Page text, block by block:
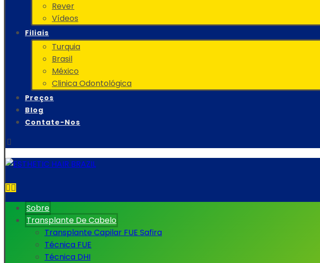
Rever
Vídeos
Filiais
Turquia
Brasil
México
Clinica Odontológica
Preços
Blog
Contate-Nos
Sobre
Transplante De Cabelo
Transplante Capilar FUE Safira
Técnica FUE
Técnica DHI